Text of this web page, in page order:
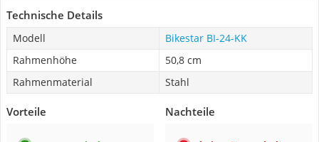
Technische Details
Modell
Bikestar BI-24-KK
Rahmenhöhe
50,8 cm
Rahmenmaterial
Stahl
Vorteile Nachteile